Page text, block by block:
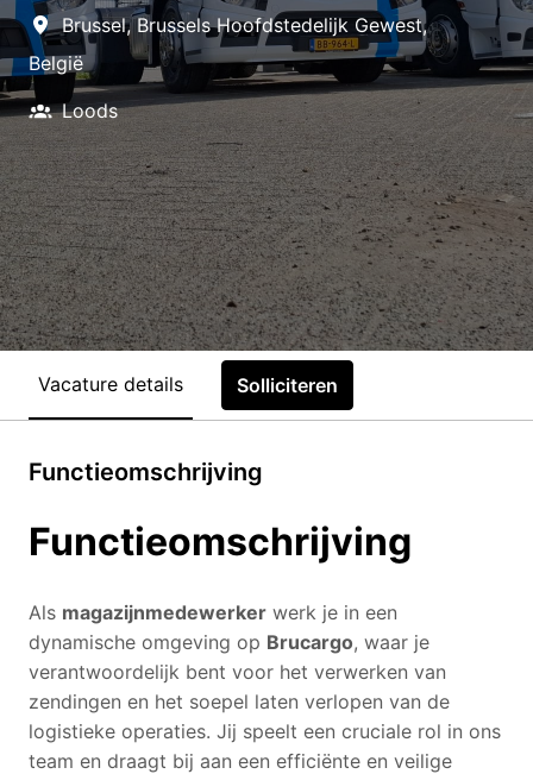
Brussel, Brussels Hoofdstedelijk Gewest,
België
Loods
Vacature details Solliciteren
Functieomschrijving
Functieomschrijving
Als magazijnmedewerker werk je in een
dynamische omgeving op Brucargo, waar je
verantwoordelijk bent voor het verwerken van
zendingen en het soepel laten verlopen van de
logistieke operaties. Jij speelt een cruciale rol in ons
team en draagt bij aan een efficiënte en veilige